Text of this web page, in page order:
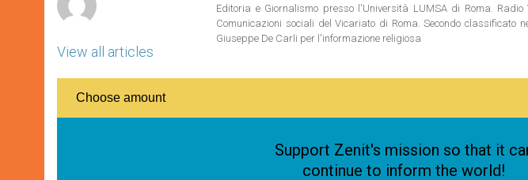
View all articles
Editoria e Giornalismo presso l'Università LUMSA di Roma.
Comunicazioni sociali del Vicariato di Roma. Secondo classificato
Giuseppe De Carli per l'informazione religiosa